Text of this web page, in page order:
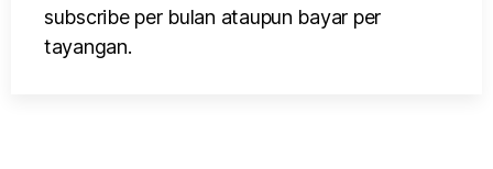
subscribe per bulan ataupun bayar per
tayangan.